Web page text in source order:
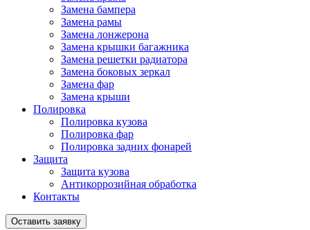
Замена бампера
Замена рамы
Замена лонжерона
Замена крышки багажника
Замена решетки радиатора
Замена боковых зеркал
Замена фар
Замена крыши
Полировка
Полировка кузова
Полировка фар
Полировка задних фонарей
Защита
Защита кузова
Антикоррозийная обработка
Контакты
Оставить заявку